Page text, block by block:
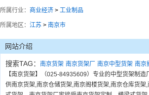
所属行业： 商业经济 > 工业制品
所属地区： 江苏 > 南京市
网站介绍
搜索TAG： 南京货架 南京货架厂 南京中型货架 南京
【南京货架】（025-84935609）专业的中型货架制
供南京货架,南京仓储货架,南京阁楼货架,南京仓库货架